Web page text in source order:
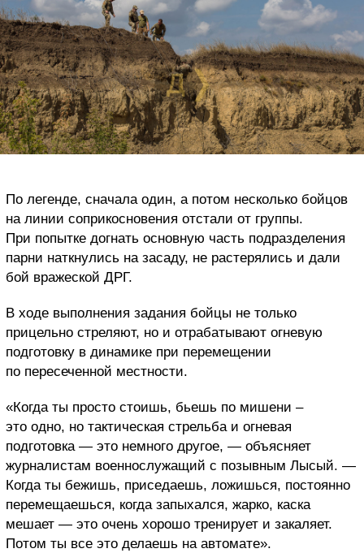
По легенде, сначала один, а потом несколько бойцов
на линии соприкосновения отстали от группы.
При попытке догнать основную часть подразделения
парни наткнулись на засаду, не растерялись и дали
бой вражеской ДРГ.
В ходе выполнения задания бойцы не только
прицельно стреляют, но и отрабатывают огневую
подготовку в динамике при перемещении
по пересеченной местности.
«Когда ты просто стоишь, бьешь по мишени –
это одно, но тактическая стрельба и огневая
подготовка — это немного другое, — объясняет
журналистам военнослужащий с позывным Лысый. —
Когда ты бежишь, приседаешь, ложишься, постоянно
перемещаешься, когда запыхался, жарко, каска
мешает — это очень хорошо тренирует и закаляет.
Потом ты все это делаешь на автомате».